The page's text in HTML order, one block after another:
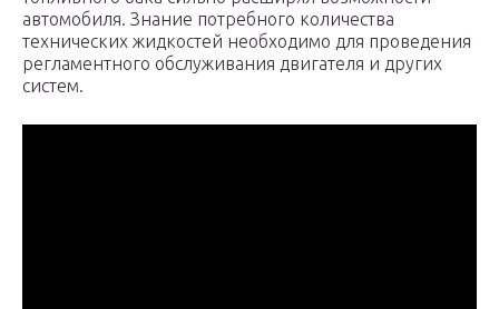
автомобиля. Знание потребного количества
технических жидкостей необходимо для проведения
регламентного обслуживания двигателя и других
систем.